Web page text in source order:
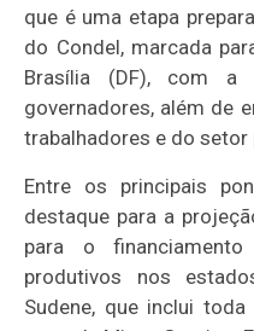
que é uma etapa
do Condel, marcada
Brasília (DF), com a
governadores, além de
trabalhadores e do setor
Entre os principais
destaque para a
para o
produtivos nos
Sudene, que inclui